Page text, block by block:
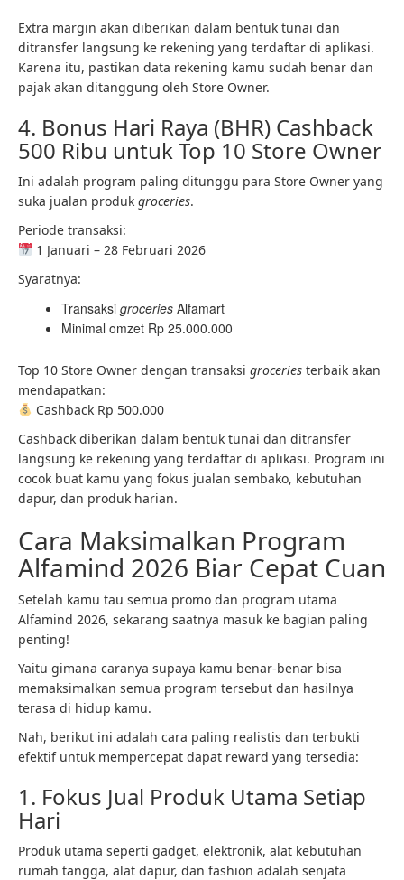
Extra margin akan diberikan dalam bentuk tunai dan
ditransfer langsung ke rekening yang terdaftar di aplikasi.
Karena itu, pastikan data rekening kamu sudah benar dan
pajak akan ditanggung oleh Store Owner.
4. Bonus Hari Raya (BHR) Cashback
500 Ribu untuk Top 10 Store Owner
Ini adalah program paling ditunggu para Store Owner yang
suka jualan produk groceries.
Periode transaksi:
1 Januari – 28 Februari 2026
Syaratnya:
Transaksi groceries Alfamart
Minimal omzet Rp 25.000.000
Top 10 Store Owner dengan transaksi groceries terbaik akan
mendapatkan:
Cashback Rp 500.000
Cashback diberikan dalam bentuk tunai dan ditransfer
langsung ke rekening yang terdaftar di aplikasi. Program ini
cocok buat kamu yang fokus jualan sembako, kebutuhan
dapur, dan produk harian.
Cara Maksimalkan Program
Alfamind 2026 Biar Cepat Cuan
Setelah kamu tau semua promo dan program utama
Alfamind 2026, sekarang saatnya masuk ke bagian paling
penting!
Yaitu gimana caranya supaya kamu benar-benar bisa
memaksimalkan semua program tersebut dan hasilnya
terasa di hidup kamu.
Nah, berikut ini adalah cara paling realistis dan terbukti
efektif untuk mempercepat dapat reward yang tersedia:
1. Fokus Jual Produk Utama Setiap
Hari
Produk utama seperti gadget, elektronik, alat kebutuhan
rumah tangga, alat dapur, dan fashion adalah senjata